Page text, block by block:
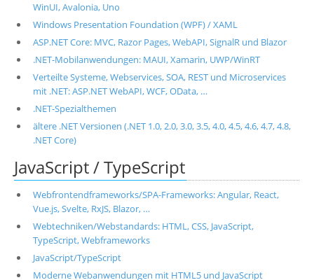
WinUI, Avalonia, Uno
Windows Presentation Foundation (WPF) / XAML
ASP.NET Core: MVC, Razor Pages, WebAPI, SignalR und Blazor
.NET-Mobilanwendungen: MAUI, Xamarin, UWP/WinRT
Verteilte Systeme, Webservices, SOA, REST und Microservices
mit .NET: ASP.NET WebAPI, WCF, OData, …
.NET-Spezialthemen
ältere .NET Versionen (.NET 1.0, 2.0, 3.0, 3.5, 4.0, 4.5, 4.6, 4.7, 4.8,
.NET Core)
JavaScript / TypeScript
Webfrontendframeworks/SPA-Frameworks: Angular, React,
Vue.js, Svelte, RxJS, Blazor, …
Webtechniken/Webstandards: HTML, CSS, JavaScript,
TypeScript, Webframeworks
JavaScript/TypeScript
Moderne Webanwendungen mit HTML5 und JavaScript